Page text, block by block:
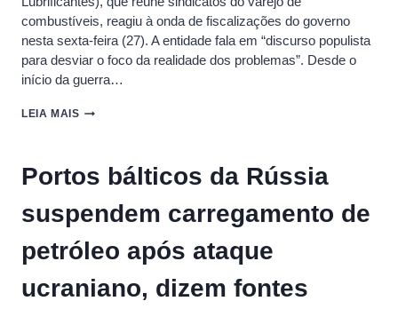
combustíveis, reagiu à onda de fiscalizações do governo
nesta sexta-feira (27). A entidade fala em “discurso populista
para desviar o foco da realidade dos problemas”. Desde o
início da guerra…
LEIA MAIS FECOMBUSTÍVEIS
DE
DO
GOVERNO:
‘DISCURSO
POPULISTA’
Portos bálticos da Rússia
suspendem carregamento de
petróleo após ataque
ucraniano, dizem fontes